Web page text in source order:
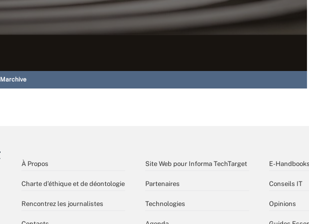
À Propos
Charte d’éthique et de déontologie
Rencontrez les journalistes
Site Web pour Informa TechTarget
Partenaires
Technologies
E-Handbooks
Conseils IT
Opinions